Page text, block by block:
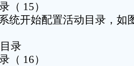
（ 15）
统开始配置活动目录，如
录
（ 16）